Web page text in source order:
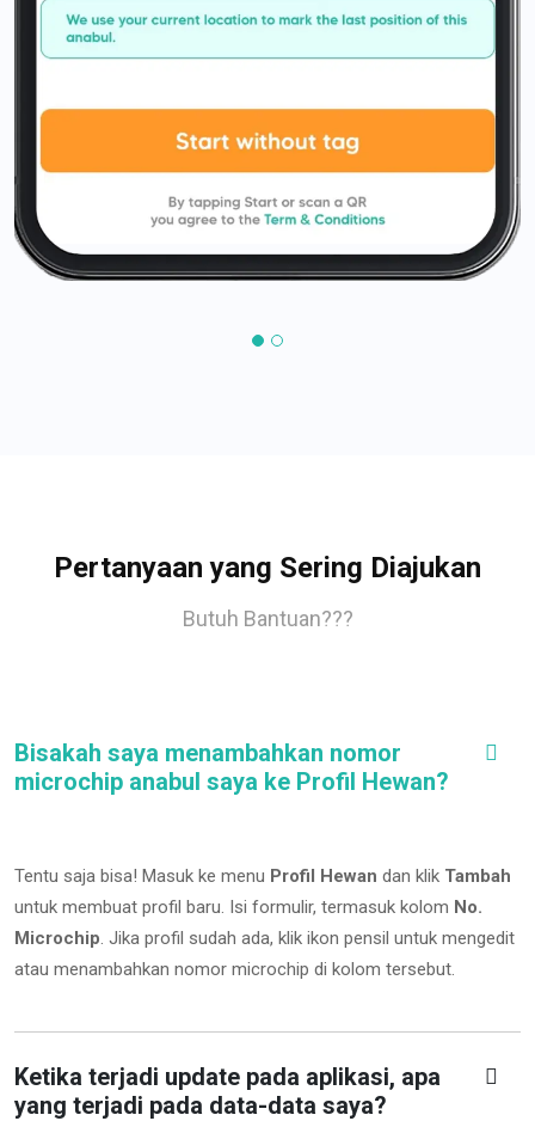
Pertanyaan yang Sering Diajukan
Butuh Bantuan???
Bisakah saya menambahkan nomor
microchip anabul saya ke Profil Hewan?
Tentu saja bisa! Masuk ke menu Profil Hewan dan klik Tambah
untuk membuat profil baru. Isi formulir, termasuk kolom No.
Microchip. Jika profil sudah ada, klik ikon pensil untuk mengedit
atau menambahkan nomor microchip di kolom tersebut.
Ketika terjadi update pada aplikasi, apa
yang terjadi pada data-data saya?